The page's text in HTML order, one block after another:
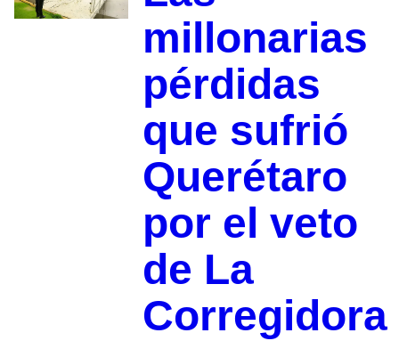
millonarias
pérdidas
que sufrió
Querétaro
por el veto
de La
Corregidora